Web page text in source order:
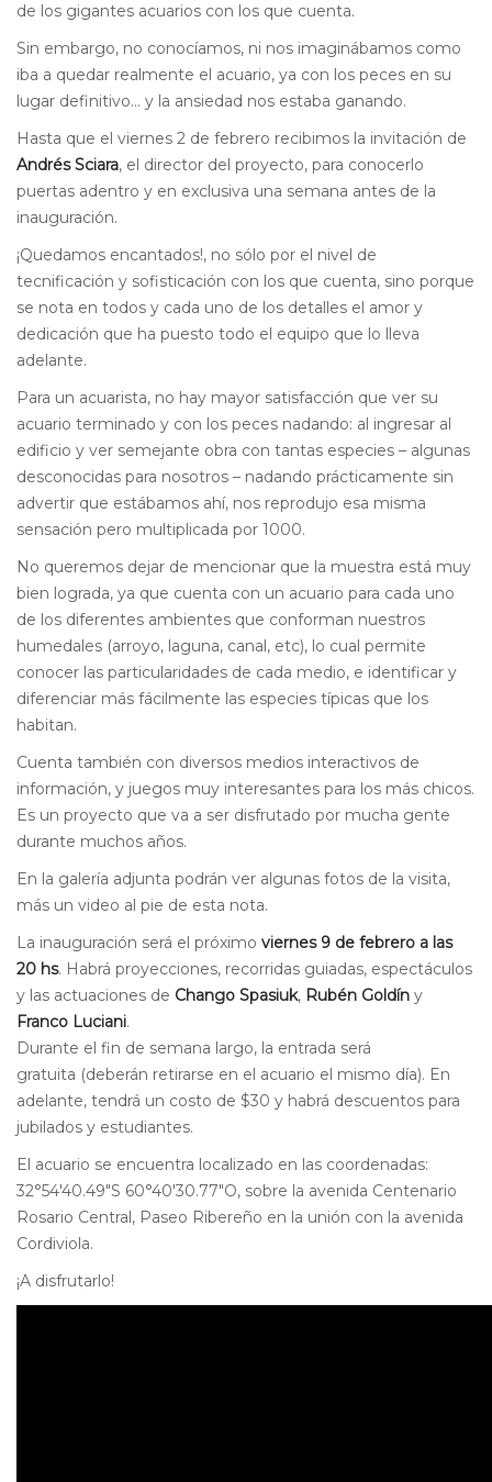
de los gigantes acuarios con los que cuenta.
Sin embargo, no conocíamos, ni nos imaginábamos como
iba a quedar realmente el acuario, ya con los peces en su
lugar definitivo… y la ansiedad nos estaba ganando.
Hasta que el viernes 2 de febrero recibimos la invitación de
Andrés Sciara, el director del proyecto, para conocerlo
puertas adentro y en exclusiva una semana antes de la
inauguración.
¡Quedamos encantados!, no sólo por el nivel de
tecnificación y sofisticación con los que cuenta, sino porque
se nota en todos y cada uno de los detalles el amor y
dedicación que ha puesto todo el equipo que lo lleva
adelante.
Para un acuarista, no hay mayor satisfacción que ver su
acuario terminado y con los peces nadando: al ingresar al
edificio y ver semejante obra con tantas especies – algunas
desconocidas para nosotros – nadando prácticamente sin
advertir que estábamos ahí, nos reprodujo esa misma
sensación pero multiplicada por 1000.
No queremos dejar de mencionar que la muestra está muy
bien lograda, ya que cuenta con un acuario para cada uno
de los diferentes ambientes que conforman nuestros
humedales (arroyo, laguna, canal, etc), lo cual permite
conocer las particularidades de cada medio, e identificar y
diferenciar más fácilmente las especies típicas que los
habitan.
Cuenta también con diversos medios interactivos de
información, y juegos muy interesantes para los más chicos.
Es un proyecto que va a ser disfrutado por mucha gente
durante muchos años.
En la galería adjunta podrán ver algunas fotos de la visita,
más un video al pie de esta nota.
La inauguración será el próximo viernes 9 de febrero a las
20 hs. Habrá proyecciones, recorridas guiadas, espectáculos
y las actuaciones de Chango Spasiuk, Rubén Goldín y
Franco Luciani.
Durante el fin de semana largo, la entrada será
gratuita (deberán retirarse en el acuario el mismo día). En
adelante, tendrá un costo de $30 y habrá descuentos para
jubilados y estudiantes.
El acuario se encuentra localizado en las coordenadas:
32°54′40.49″S 60°40′30.77″O, sobre la avenida Centenario
Rosario Central, Paseo Ribereño en la unión con la avenida
Cordiviola.
¡A disfrutarlo!